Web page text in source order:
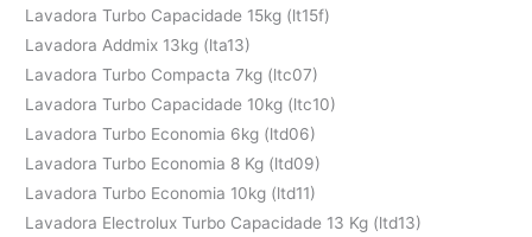
Lavadora Turbo Capacidade 15kg (lt15f)
Lavadora Addmix 13kg (lta13)
Lavadora Turbo Compacta 7kg (ltc07)
Lavadora Turbo Capacidade 10kg (ltc10)
Lavadora Turbo Economia 6kg (ltd06)
Lavadora Turbo Economia 8 Kg (ltd09)
Lavadora Turbo Economia 10kg (ltd11)
Lavadora Electrolux Turbo Capacidade 13 Kg (ltd13)